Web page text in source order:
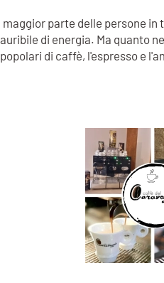
parte delle persone
di energia. Ma
di caffè, l'espresso e